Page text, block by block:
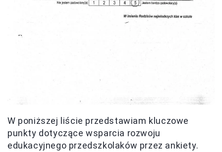
W poniższej liście przedstawiam kluczowe
punkty dotyczące wsparcia rozwoju
edukacyjnego przedszkolaków przez ankiety.